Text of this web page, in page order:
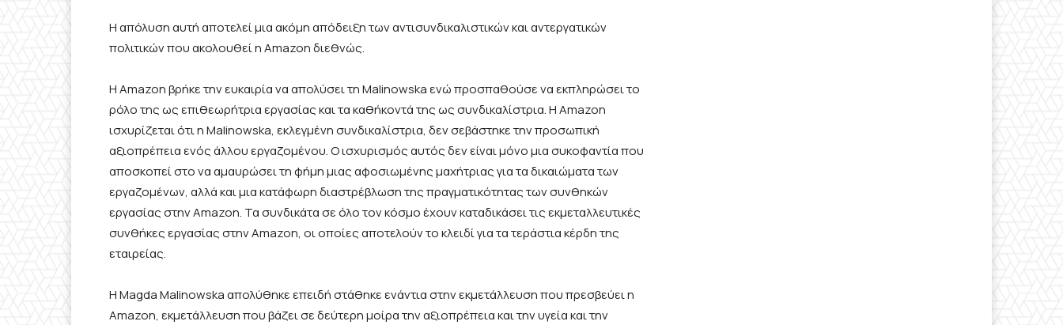
Η απόλυση αυτή αποτελεί μια ακόμη απόδειξη των αντισυνδικαλιστικών και αντεργατικών
πολιτικών που ακολουθεί η Amazon διεθνώς.
Η Amazon βρήκε την ευκαιρία να απολύσει τη Malinowska ενώ προσπαθούσε να εκπληρώσει το
ρόλο της ως επιθεωρήτρια εργασίας και τα καθήκοντά της ως συνδικαλίστρια. Η Amazon
ισχυρίζεται ότι η Malinowska, εκλεγμένη συνδικαλίστρια, δεν σεβάστηκε την προσωπική
αξιοπρέπεια ενός άλλου εργαζομένου. Ο ισχυρισμός αυτός δεν είναι μόνο μια συκοφαντία που
αποσκοπεί στο να αμαυρώσει τη φήμη μιας αφοσιωμένης μαχήτριας για τα δικαιώματα των
εργαζομένων, αλλά και μια κατάφωρη διαστρέβλωση της πραγματικότητας των συνθηκών
εργασίας στην Amazon. Τα συνδικάτα σε όλο τον κόσμο έχουν καταδικάσει τις εκμεταλλευτικές
συνθήκες εργασίας στην Amazon, οι οποίες αποτελούν το κλειδί για τα τεράστια κέρδη της
εταιρείας.
Η Magda Malinowska απολύθηκε επειδή στάθηκε ενάντια στην εκμετάλλευση που πρεσβεύει η
Amazon, εκμετάλλευση που βάζει σε δεύτερη μοίρα την αξιοπρέπεια και την υγεία και την